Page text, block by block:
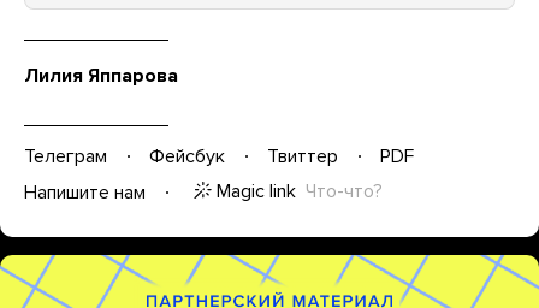
Лилия Яппарова
Телеграм Фейсбук Твиттер
PDF
Напишите нам
Magic link Что-что?